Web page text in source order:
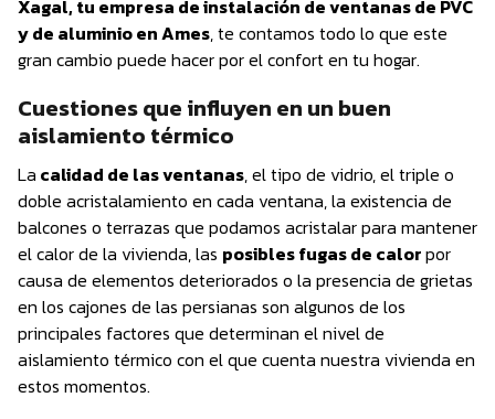
Xagal, tu empresa de instalación de ventanas de PVC
y de aluminio en Ames, te contamos todo lo que este
gran cambio puede hacer por el confort en tu hogar.
Cuestiones que influyen en un buen
aislamiento térmico
La calidad de las ventanas, el tipo de vidrio, el triple o
doble acristalamiento en cada ventana, la existencia de
balcones o terrazas que podamos acristalar para mantener
el calor de la vivienda, las posibles fugas de calorpor
causa de elementos deteriorados o la presencia de grietas
en los cajones de las persianas son algunos de los
principales factores que determinan el nivel de
aislamiento térmico con el que cuenta nuestra vivienda en
estos momentos.